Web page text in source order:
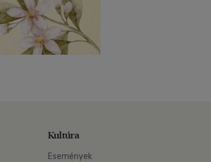
Kultúra
Események